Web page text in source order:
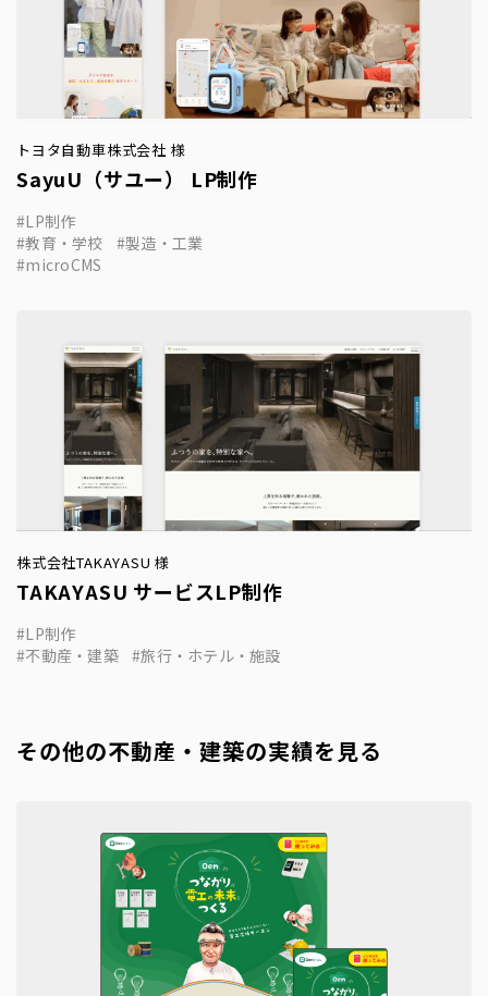
トヨタ自動車株式会社 様
SayuU（サユー） LP制作
LP制作
教育・学校
製造・工業
microCMS
株式会社TAKAYASU 様
TAKAYASU サービスLP制作
LP制作
不動産・建築
旅行・ホテル・施設
その他の不動産・建築の実績を見る